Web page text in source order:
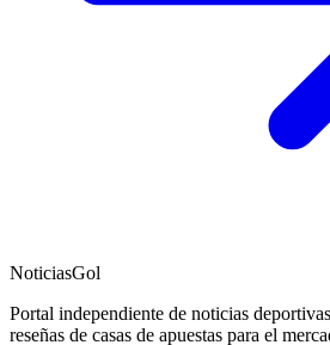
NoticiasGol
Portal independiente de noticias
reseñas de casas de apuestas para el